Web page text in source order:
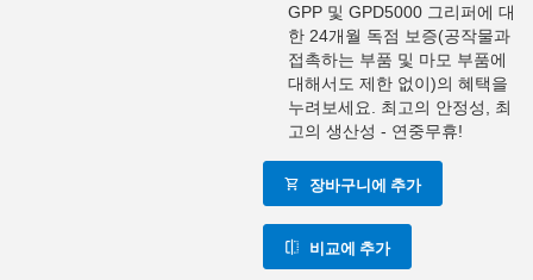
GPP 및 GPD5000 그리퍼에 대
한 24개월 독점 보증(공작물과
접촉하는 부품 및 마모 부품에
대해서도 제한 없이)의 혜택을
누려보세요. 최고의 안정성, 최
고의 생산성 - 연중무휴!
장바구니에 추가
비교에 추가